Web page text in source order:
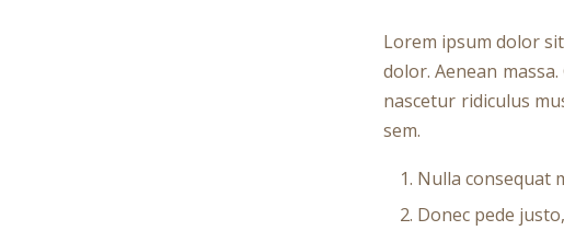
Lorem ipsum dolor
dolor. Aenean
nascetur ridiculus
sem.
Nulla consequat
Donec pede